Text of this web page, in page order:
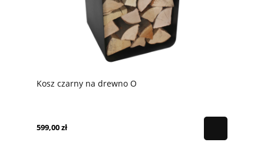
Kosz czarny na drewno O
599,00 zł